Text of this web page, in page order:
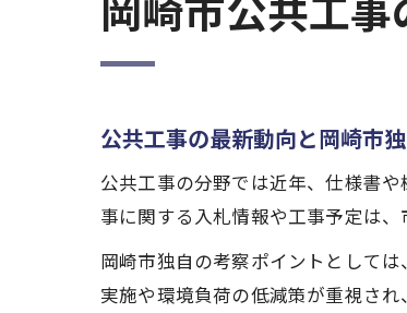
岡崎市公共工
公共工事の最新動向と岡崎市
公共工事の分野では近年、仕様書
事に関する入札情報や工事予定は
岡崎市独自の考察ポイントとして
実施や環境負荷の低減策が重視さ